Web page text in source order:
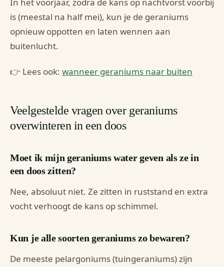
is (meestal na half mei), kun je de geraniums
opnieuw oppotten en laten wennen aan
buitenlucht.
👉 Lees ook: wanneer geraniums naar buiten
Veelgestelde vragen over geraniums
overwinteren in een doos
Moet ik mijn geraniums water geven als ze in
een doos zitten?
Nee, absoluut niet. Ze zitten in ruststand en extra
vocht verhoogt de kans op schimmel.
Kun je alle soorten geraniums zo bewaren?
De meeste pelargoniums (tuingeraniums) zijn